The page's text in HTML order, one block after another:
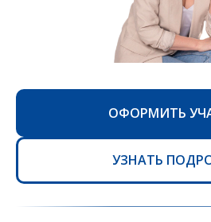
ОФОРМИТЬ
УЗНАТЬ